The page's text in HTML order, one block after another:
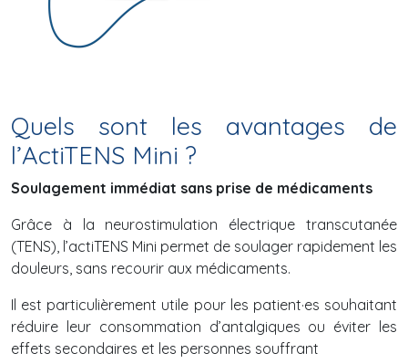
Quels sont les avantages de
l’ActiTENS Mini ?
Soulagement immédiat sans prise de médicaments
Grâce à la neurostimulation électrique transcutanée
(TENS), l’actiTENS Mini permet de soulager rapidement les
douleurs, sans recourir aux médicaments.
Il est particulièrement utile pour les patient·es souhaitant
réduire leur consommation d’antalgiques ou éviter les
effets secondaires et les personnes souffrant